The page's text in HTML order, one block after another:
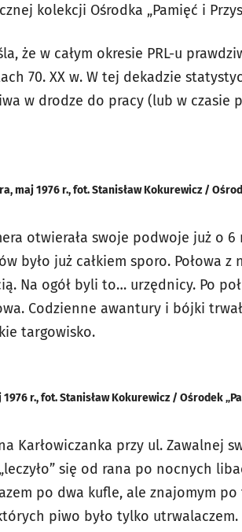
kolekcji Ośrodka „Pamięć i
że w całym okresie PRL-u
70. XX w. W tej dekadzie
w drodze do pracy (lub w czasie
maj 1976 r., fot. Stanisław Kokurewicz /
otwierała swoje podwoje już o 6
było już całkiem sporo. Połowa z
Na ogół byli to… urzędnicy. Po
Codzienne awantury i bójki
targowisko.
r., fot. Stanisław Kokurewicz / Ośrodek
Karłowiczanka przy ul. Zawalnej
się od rana po nocnych
po dwa kufle, ale znajomym
piwo było tylko utrwalaczem.